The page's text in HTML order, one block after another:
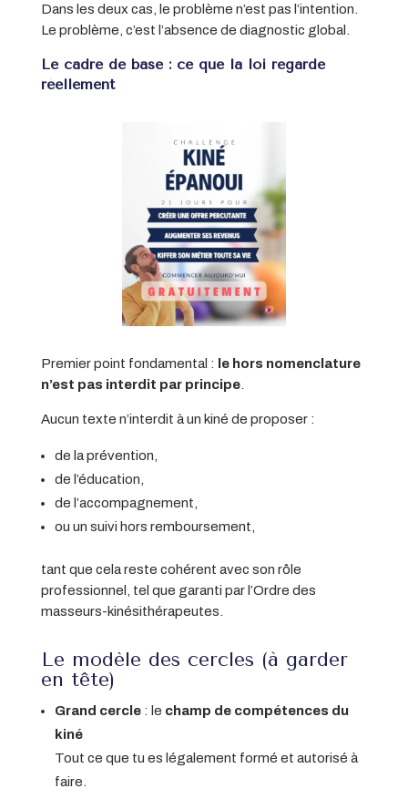
Dans les deux cas, le problème n’est pas l’intention.
Le problème, c’est l’absence de diagnostic global.
Le cadre de base : ce que la loi regarde
réellement
Premier point fondamental :
le hors nomenclature
n’est pas interdit par principe.
Aucun texte n’interdit à un kiné de proposer :
de la prévention,
de l’éducation,
de l’accompagnement,
ou un suivi hors remboursement,
tant que cela reste cohérent avec son rôle
professionnel, tel que garanti par l’Ordre des
masseurs-kinésithérapeutes.
Le modèle des cercles (à garder
en tête)
Grand cercle: le champ de compétences du
kiné
Tout ce que tu es légalement formé et autorisé à
faire.